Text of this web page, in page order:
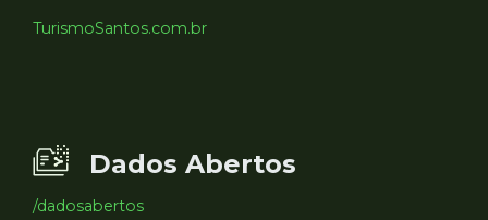
TurismoSantos.com.br
Dados Abertos
/dadosabertos